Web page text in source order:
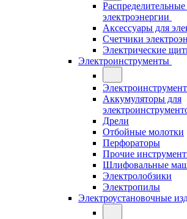
электроэнергии
Аксессуары для
Счетчики
Электрические
Электроинструменты
Аккумуляторы для
Дрели
Отбойные молотки
Перфораторы
Прочие
Шлифовальные
Электролобзики
Электропилы
Электроустановочные